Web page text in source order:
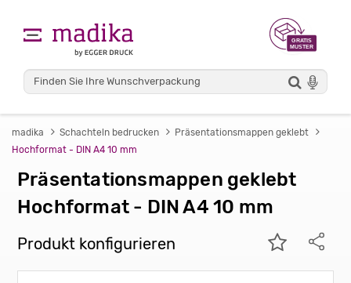
madika Schachteln bedrucken
Präsentationsmappen geklebt
Hochformat - DIN A4 10 mm
Präsentationsmappen geklebt
Hochformat - DIN A4 10 mm
Produkt konfigurieren